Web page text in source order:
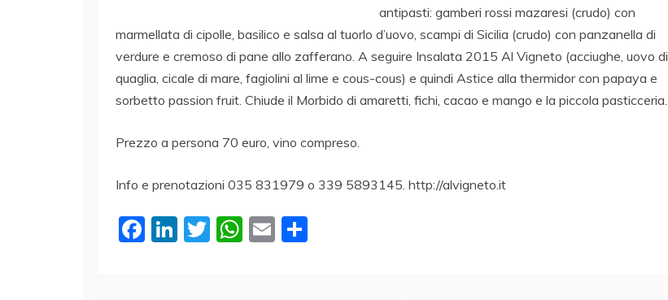
antipasti: gamberi rossi mazaresi (crudo) con
marmellata di cipolle, basilico e salsa al tuorlo d’uovo, scampi di Sicilia (crudo) con panzanella di
verdure e cremoso di pane allo zafferano. A seguire Insalata 2015 Al Vigneto (acciughe, uovo di
quaglia, cicale di mare, fagiolini al lime e cous-cous) e quindi Astice alla thermidor con papaya e
sorbetto passion fruit. Chiude il Morbido di amaretti, fichi, cacao e mango e la piccola pasticceria.
Prezzo a persona 70 euro, vino compreso.
Info e prenotazioni 035 831979 o 339 5893145. http://alvigneto.it
F
Li T
W E